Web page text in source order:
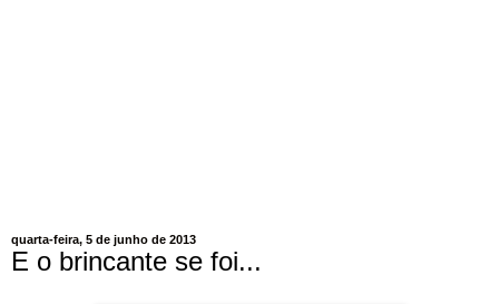
quarta-feira, 5 de junho de 2013
E o brincante se foi...